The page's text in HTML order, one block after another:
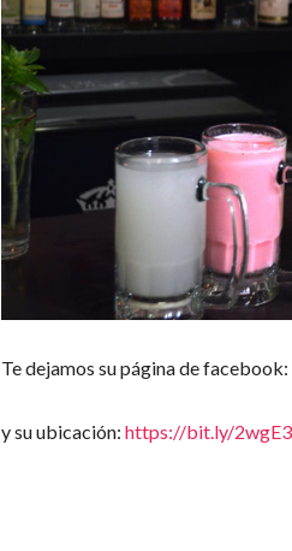
Te dejamos su página de facebook:
y su ubicación: https://bit.ly/